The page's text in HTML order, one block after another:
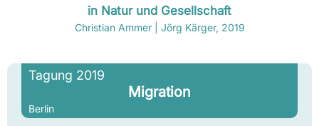
in Natur und Gesellschaft
Christian Ammer | Jörg Kärger, 2019
Tagung 2019
Migration
Berlin